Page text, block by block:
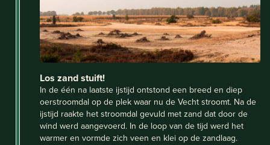
Los zand stuift!
In de één na laatste ijstijd ontstond een breed en diep
oerstroomdal op de plek waar nu de Vecht stroomt. Na de
ijstijd raakte het stroomdal gevuld met zand dat door de
wind werd aangevoerd. In de loop van de tijd werd het
warmer en vormde zich veen en klei op de zandlaag.